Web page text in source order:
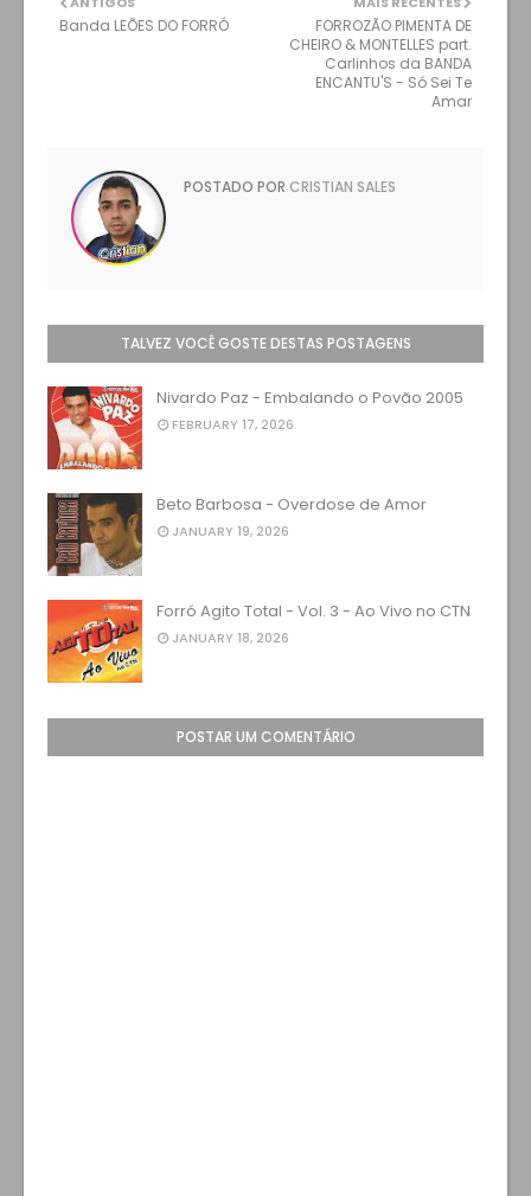
FORROZÃO PIMENTA DE
CHEIRO & MONTELLES part.
Carlinhos da BANDA
ENCANTU'S - Só Sei Te
Amar
Banda LEÕES DO FORRÓ
POSTADO POR CRISTIAN SALES
TALVEZ VOCÊ GOSTE DESTAS POSTAGENS
Nivardo Paz - Embalando o Povão 2005
FEBRUARY 17, 2026
Beto Barbosa - Overdose de Amor
JANUARY 19, 2026
Forró Agito Total - Vol. 3 - Ao Vivo no CTN
JANUARY 18, 2026
POSTAR UM COMENTÁRIO